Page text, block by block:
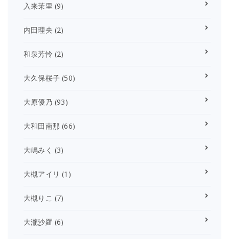
入来茉里 (9)
内田理央 (2)
和泉芳怜 (2)
大久保桜子 (50)
大原優乃 (93)
大和田南那 (66)
大嶋みく (3)
大槻アイリ (1)
大槻りこ (7)
大瀧沙羅 (6)